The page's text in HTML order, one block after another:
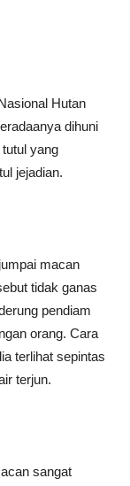
Hutan
dihuni
yang
jejadian.
macan
tidak ganas
pendiam
orang. Cara
terlihat sepintas
terjun.
sangat